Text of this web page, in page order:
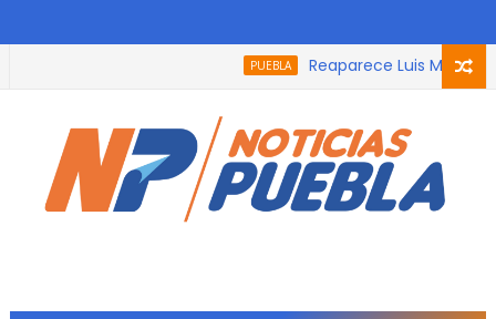
PUEBLA
Reaparece Luis Miguel en